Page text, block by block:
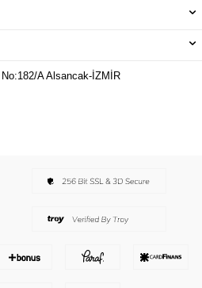
A Alsancak-İZMİR